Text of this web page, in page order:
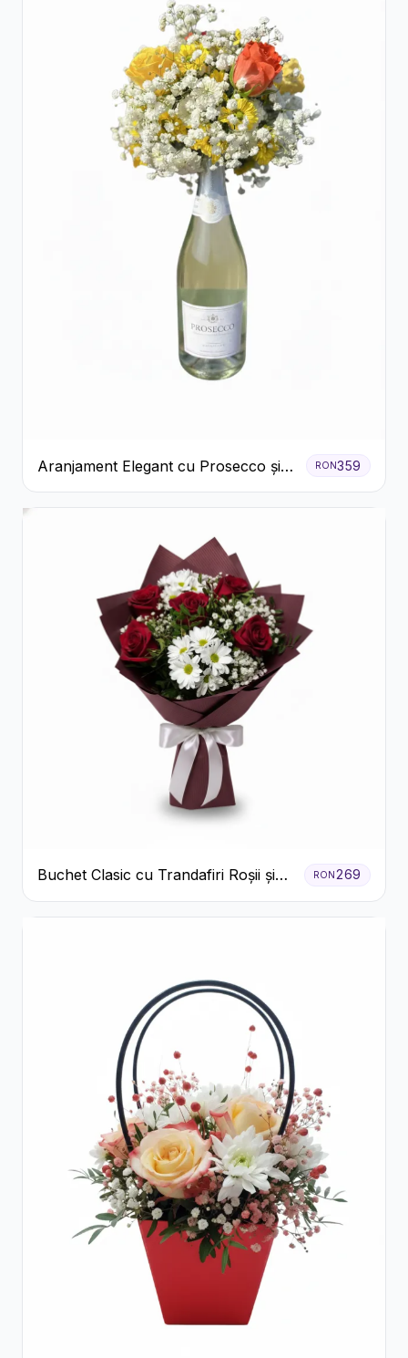
Aranjament Elegant cu Prosecco și
Flori Galbene.
RON359
Buchet Clasic cu Trandafiri Roșii și
Crizanteme Albe
RON269